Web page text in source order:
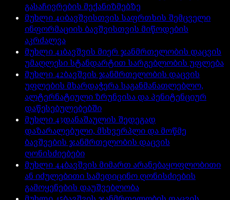
გასაჩივრების მექანიზმებზე
მუხლი 40ბავშვისთვის საფრთხის შემცველი
ინფორმაციის ბავშვისთვის მიწოდების
აკრძალვა
მუხლი 41ბავშვის მიერ ჯანმრთელობის დაცვის
უმაღლესი სტანდარტით სარგებლობის უფლება
მუხლი 42ბავშვის ჯანმრთელობის დაცვის
უფლების მხარდაჭერა საგანმანათლებლო,
ალტერნატიული ზრუნვისა და პენიტენციურ
დაწესებულებებში
მუხლი 43დანაშაულის შედეგად
დაზარალებული, მსხვერპლი და მოწმე
ბავშვების ჯანმრთელობის დაცვის
ღონისძიებები
მუხლი 44ბავშვის მიმართ არანებაყოფლობითი
ან იძულებითი სამედიცინო ღონისძიების
გამოყენების დაუშვებლობა